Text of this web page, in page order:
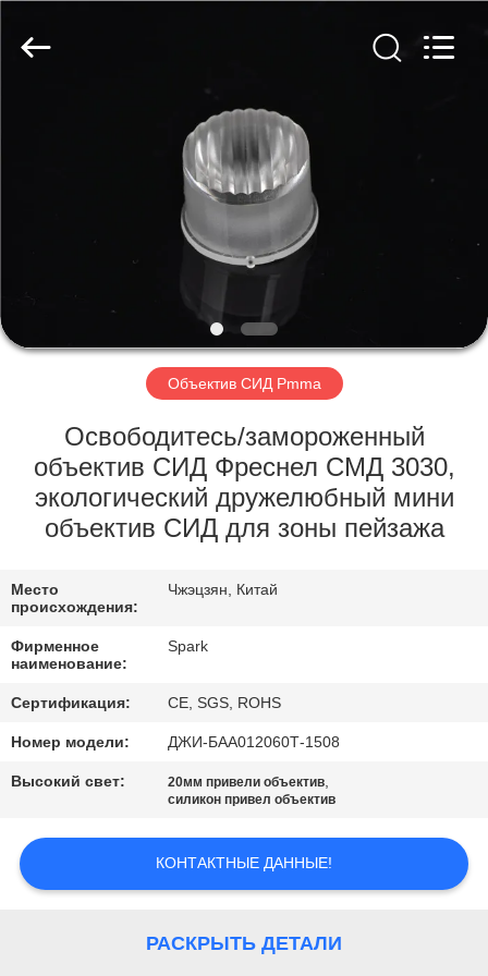
ЭКСКУРСИЯ
ЗАВОДУ
КОНТРОЛЬ
КАЧЕСТВА
СВЯЖИТЕСЬ
С
НАМИ
НОВОСТИ
ЗАПРОСИТЕ
Co.,
Объектив СИД Pmma
Освободитесь/замороженный
объектив СИД Фреснел СМД 3030,
экологический дружелюбный мини
объектив СИД для зоны пейзажа
Место
происхождения:
Чжэцзян, Китай
Фирменное
наименование:
Spark
Сертификация: CE, SGS, ROHS
Номер модели: ДЖИ-БАА012060Т-1508
Высокий свет: 20мм привели объектив,
силикон привел объектив
КОНТАКТНЫЕ ДАННЫЕ!
РАСКРЫТЬ ДЕТАЛИ